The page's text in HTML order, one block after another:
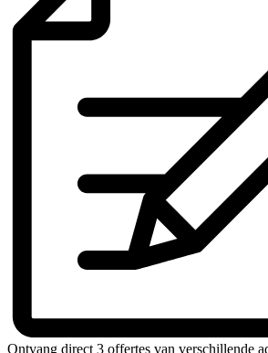
Ontvang direct 3 offertes van verschillende